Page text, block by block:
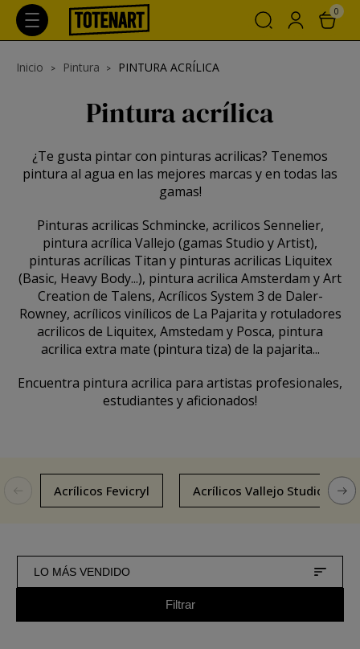
0
Inicio Pintura PINTURA ACRÍLICA
Pintura acrílica
¿Te gusta pintar con pinturas acrilicas? Tenemos
pintura al agua en las mejores marcas y en todas las
gamas!
Pinturas acrilicas Schmincke, acrilicos Sennelier,
pintura acrílica Vallejo (gamas Studio y Artist),
pinturas acrílicas Titan y pinturas acrilicas Liquitex
(Basic, Heavy Body...), pintura acrilica Amsterdam y Art
Creation de Talens, Acrílicos System 3 de Daler-
Rowney, acrílicos vinílicos de La Pajarita y rotuladores
acrilicos de Liquitex, Amstedam y Posca, pintura
acrilica extra mate (pintura tiza) de la pajarita...
Encuentra pintura acrilica para artistas profesionales,
estudiantes y aficionados!
Acrílicos Fevicryl Acrílicos Vallejo Studio
LO MÁS VENDIDO
Filtrar